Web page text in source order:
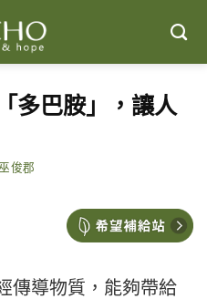
多巴胺」，讓人
俊郡
傳導物質，能夠帶給